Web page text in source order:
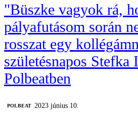
"Büszke vagyok rá,
pályafutásom során
rosszat egy
születésnapos Stefka
Polbeatben
‎POLBEAT 2023 június 10.